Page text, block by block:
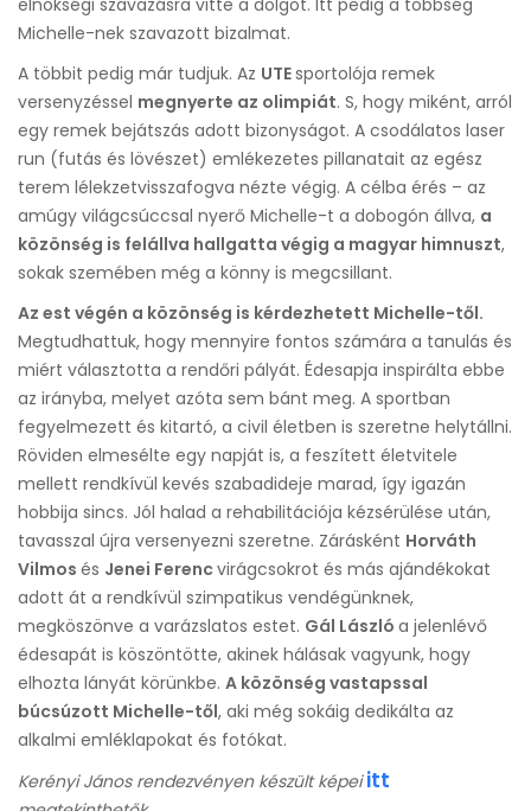
elnökségi szavazásra vitte a dolgot. Itt pedig a többség
Michelle-nek szavazott bizalmat.
A többit pedig már tudjuk. Az UTEsportolója remek
versenyzéssel megnyerte az olimpiát. S, hogy miként, arról
egy remek bejátszás adott bizonyságot. A csodálatos laser
run (futás és lövészet) emlékezetes pillanatait az egész
terem lélekzetvisszafogva nézte végig. A célba érés – az
amúgy világcsúccsal nyerő Michelle-t a dobogón állva, a
közönség is felállva hallgatta végig a magyar himnuszt,
sokak szemében még a könny is megcsillant.
Az est végén a közönség is kérdezhetett Michelle-től.
Megtudhattuk, hogy mennyire fontos számára a tanulás és
miért választotta a rendőri pályát. Édesapja inspirálta ebbe
az irányba, melyet azóta sem bánt meg. A sportban
fegyelmezett és kitartó, a civil életben is szeretne helytállni.
Röviden elmesélte egy napját is, a feszített életvitele
mellett rendkívül kevés szabadideje marad, így igazán
hobbija sincs. Jól halad a rehabilitációja kézsérülése után,
tavasszal újra versenyezni szeretne. Zárásként Horváth
Vilmos és Jenei Ferencvirágcsokrot és más ajándékokat
adott át a rendkívül szimpatikus vendégünknek,
megköszönve a varázslatos estet. Gál László a jelenlévő
édesapát is köszöntötte, akinek hálásak vagyunk, hogy
elhozta lányát körünkbe. A közönség vastapssal
búcsúzott Michelle-től, aki még sokáig dedikálta az
alkalmi emléklapokat és fotókat.
Kerényi János rendezvényen készült képeiitt